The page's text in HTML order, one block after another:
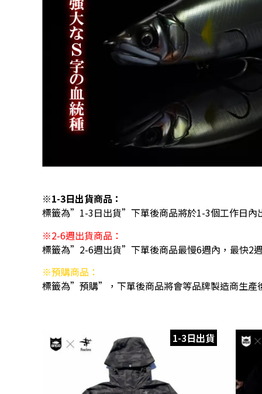
※1-3日出貨商品：
標籤為”1-3日出貨”下單後商品將於1-3個工作日內
※2-6週出貨商品：
標籤為”2-6週出貨”下單後商品最慢6週內，最快2
※預購商品：
標籤為”預購”，下單後商品將會等品牌製造商生產
1-3日出貨